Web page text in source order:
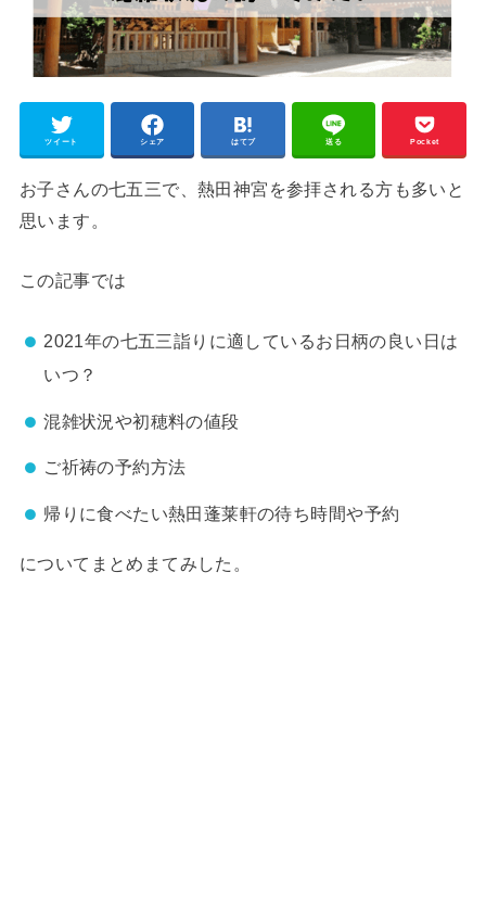
ツイート シェア はてブ 送る Pocket
お子さんの七五三で、熱田神宮を参拝される方も多いと
思います。
この記事では
2021年の七五三詣りに適しているお日柄の良い日は
いつ？
混雑状況や初穂料の値段
ご祈祷の予約方法
帰りに食べたい熱田蓬莱軒の待ち時間や予約
についてまとめまてみした。